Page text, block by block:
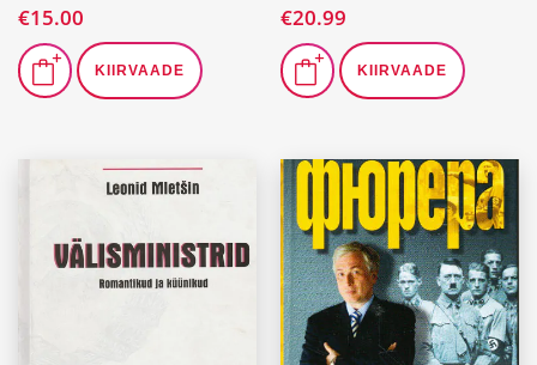
€15.00
KIIRVAADE
€20.99
KIIRVAADE